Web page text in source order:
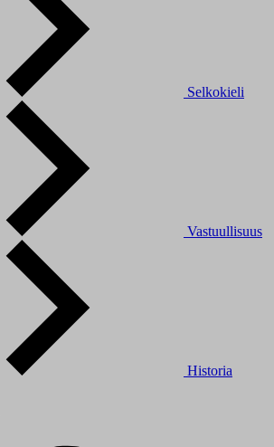
Selkokieli
Vastuullisuus
Historia